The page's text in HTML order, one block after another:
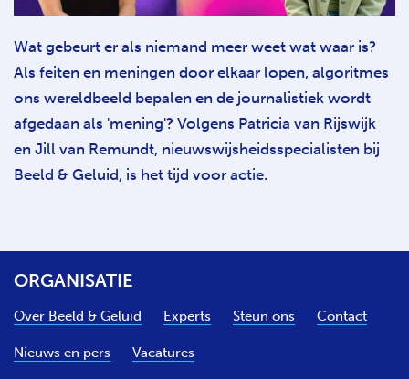
Wat gebeurt er als niemand meer weet wat waar is?
Als feiten en meningen door elkaar lopen, algoritmes
ons wereldbeeld bepalen en de journalistiek wordt
afgedaan als 'mening'? Volgens Patricia van Rijswijk
en Jill van Remundt, nieuwswijsheidsspecialisten bij
Beeld & Geluid, is het tijd voor actie.
ORGANISATIE
Over Beeld & Geluid Experts Steun ons Contact
Nieuws en pers Vacatures